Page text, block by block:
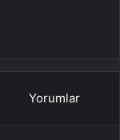
Yorumlar